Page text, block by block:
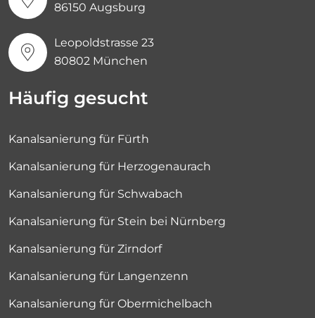
86150 Augsburg
Leopoldstrasse 23
80802 München
Häufig gesucht
Kanalsanierung für Fürth
Kanalsanierung für Herzogenaurach
Kanalsanierung für Schwabach
Kanalsanierung für Stein bei Nürnberg
Kanalsanierung für Zirndorf
Kanalsanierung für Langenzenn
Kanalsanierung für Obermichelbach